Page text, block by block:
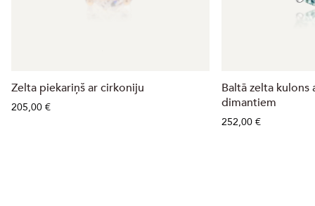
Zelta piekariņš ar cirkoniju
205,00 €
Baltā zelta kulons
dimantiem
252,00 €